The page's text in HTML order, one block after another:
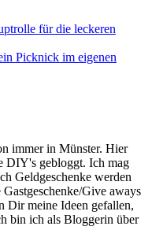
für die leckeren
Picknick im eigenen
immer in Münster. Hier
DIY's gebloggt. Ich mag
Geldgeschenke werden
Give aways
Dir meine Ideen gefallen,
bin ich als Bloggerin über